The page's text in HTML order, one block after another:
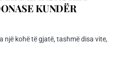
KUNDËR
një kohë të gjatë, tashmë disa vite,